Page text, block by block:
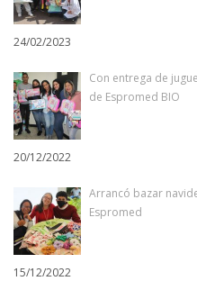
24/02/2023
Con entrega de
de Espromed BIO
20/12/2022
Arrancó bazar
Espromed
15/12/2022